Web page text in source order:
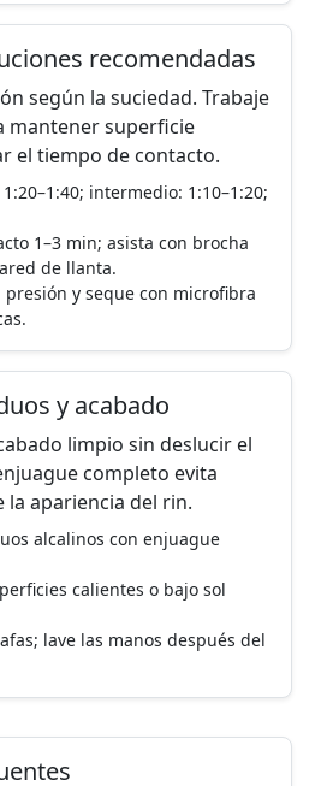
recomendadas
según la suciedad. Trabaje
mantener superficie
el tiempo de contacto.
intermedio: 1:10–1:20;
1–3 min; asista con brocha
de llanta.
presión y seque con microfibra
y acabado
limpio sin deslucir el
completo evita
la apariencia del rin.
alcalinos con enjuague
calientes o bajo sol
lave las manos después del